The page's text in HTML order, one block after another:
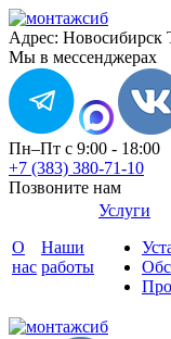
Адрес: Новосибирск
Мы в мессенджерах
Пн–Пт с 9:00 - 18:00
+7 (383) 380-71-10
Позвоните нам
О
нас
Наши
работы
Услуги